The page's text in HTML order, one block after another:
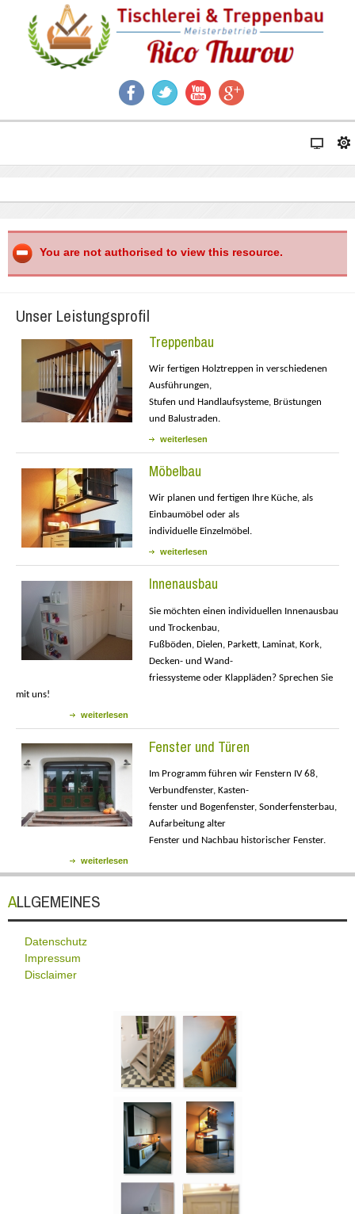
You are not authorised to view this resource.
Unser Leistungsprofil
Treppenbau
Wir fertigen Holztreppen in verschiedenen
Ausführungen,
Stufen und Handlaufsysteme, Brüstungen
und Balustraden.
weiterlesen
Möbelbau
Wir planen und fertigen Ihre Küche, als
Einbaumöbel oder als
individuelle Einzelmöbel.
weiterlesen
Innenausbau
Sie möchten einen individuellen Innenausbau
und Trockenbau,
Fußböden, Dielen, Parkett, Laminat, Kork,
Decken- und Wand-
friessysteme oder Klappläden? Sprechen Sie
mit uns!
weiterlesen
Fenster und Türen
Im Programm führen wir Fenstern IV 68,
Verbundfenster, Kasten-
fenster und Bogenfenster, Sonderfensterbau,
Aufarbeitung alter
Fenster und Nachbau historischer Fenster.
weiterlesen
ALLGEMEINES
Datenschutz
Impressum
Disclaimer